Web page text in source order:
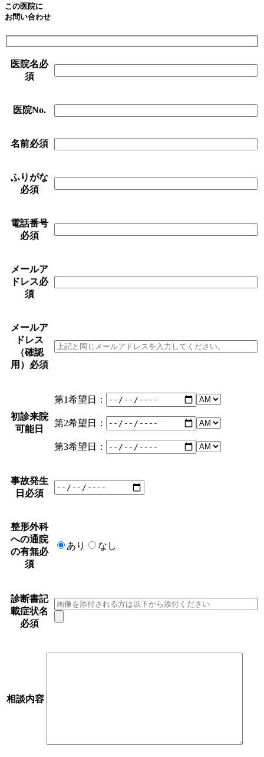
この医院に
お問い合わせ
医院名必
須
医院No.
名前必須
ふりがな
必須
電話番号
必須
メールア
ドレス必
須
メールア
ドレス
（確認
用） 必須
初診来院
可能日
第1希望日：
第2希望日：
第3希望日：
事故発生
日 必須
整形外科
への通院
の有無必
須
あり なし
診断書記
載症状名
必須
相談内容